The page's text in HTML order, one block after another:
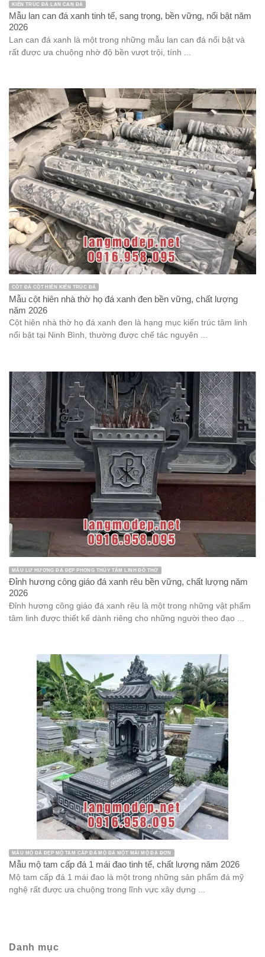
KIẾN TRÚC ĐÁ LAN CAN ĐÁ
Mẫu lan can đá xanh tinh tế, sang trọng, bền vững, nổi bật năm
2026
Lan can đá xanh là một trong những mẫu lan can đá nổi bật và
rất được ưa chuộng nhờ độ bền vượt trội, tính ...
CỘT ĐÁ CỘT HIÊN KIẾN TRÚC ĐÁ
Mẫu cột hiên nhà thờ họ đá xanh đen bền vững, chất lượng
năm 2026
Cột hiên nhà thờ họ đá xanh đen là hạng mục kiến trúc tâm linh
nổi bật tại Ninh Bình, thường được chế tác nguyên ...
MẪU LƯ HƯƠNG ĐÁ ĐẸP PHONG THỦY TÂM LINH ĐỒ THỜ
Đỉnh hương công giáo đá xanh rêu bền vững, chất lượng năm
2026
Đỉnh hương công giáo đá xanh rêu là một trong những vật phẩm
tâm linh được thiết kế dành riêng cho những người theo đạo ...
MẪU MỘ ĐÁ ĐẸP MỘ TAM CẤP ĐÁ MỘ ĐÁ MỘT MÁI MỘ ĐÁ ĐƠN
Mẫu mộ tam cấp đá 1 mái đao tinh tế, chất lượng năm 2026
Mộ tam cấp đá 1 mái đao là một trong những sản phẩm đá mỹ
nghệ rất được ưa chuộng trong lĩnh vực xây dựng ...
Danh mục